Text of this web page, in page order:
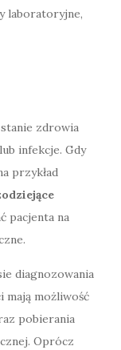
laboratoryjne,
zdrowia
infekcje. Gdy
przykład
pacjenta na
diagnozowania
możliwość
pobierania
Oprócz